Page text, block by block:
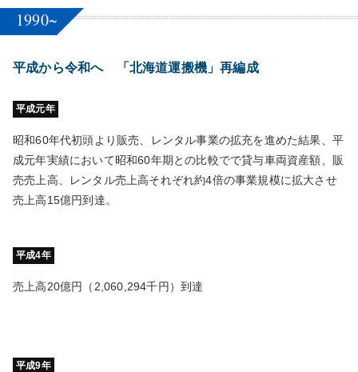
1990~
平成から令和へ 「北海道運搬機」再編成
平成元年
昭和60年代初頭より販売、レンタル事業の拡充を進めた結果、平
成元年実績において昭和60年期との比較でで貸与車両資産額、販
売売上高、レンタル売上高それぞれ約4倍の事業規模に拡大させ
売上高15億円到達。
平成4年
売上高20億円（2,060,294千円）到達
平成9年